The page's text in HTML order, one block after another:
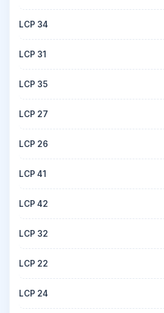
LCP 34
LCP 31
LCP 35
LCP 27
LCP 26
LCP 41
LCP 42
LCP 32
LCP 22
LCP 24